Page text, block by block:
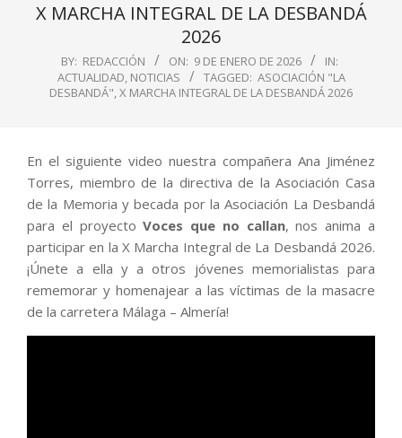
X MARCHA INTEGRAL DE LA DESBANDÁ
2026
BY: REDACCIÓN ON: 9 DE ENERO DE 2026
IN:
ACTUALIDAD, NOTICIAS TAGGED: ASOCIACIÓN "LA
DESBANDÁ",X MARCHA INTEGRAL DE LA DESBANDÁ 2026
En el siguiente video nuestra compañera Ana Jiménez
Torres, miembro de la directiva de la Asociación Casa
de la Memoria y becada por la Asociación La Desbandá
para el proyectoVoces que no callan, nos anima a
participar en la X Marcha Integral de La Desbandá 2026.
¡Únete a ella y a otros jóvenes memorialistas para
rememorar y homenajear a las víctimas de la masacre
de la carretera Málaga – Almería!